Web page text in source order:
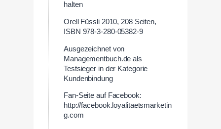
halten
Orell Füssli 2010, 208 Seiten,
ISBN 978-3-280-05382-9
Ausgezeichnet von
Managementbuch.de als
Testsieger in der Kategorie
Kundenbindung
Fan-Seite auf Facebook:
http://facebook.loyalitaetsmarketin
g.com